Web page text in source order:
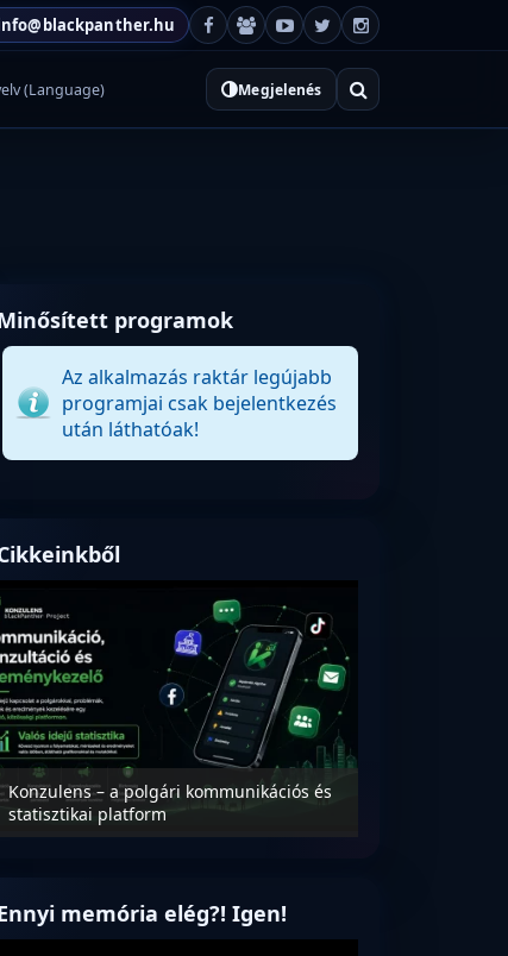
(Language) Megjelenés
programok
Az alkalmazás raktár legújabb
programjai csak bejelentkezés
után láthatóak!
Konzulens – a polgári kommunikációs és
statisztikai platform
memória elég?! Igen!